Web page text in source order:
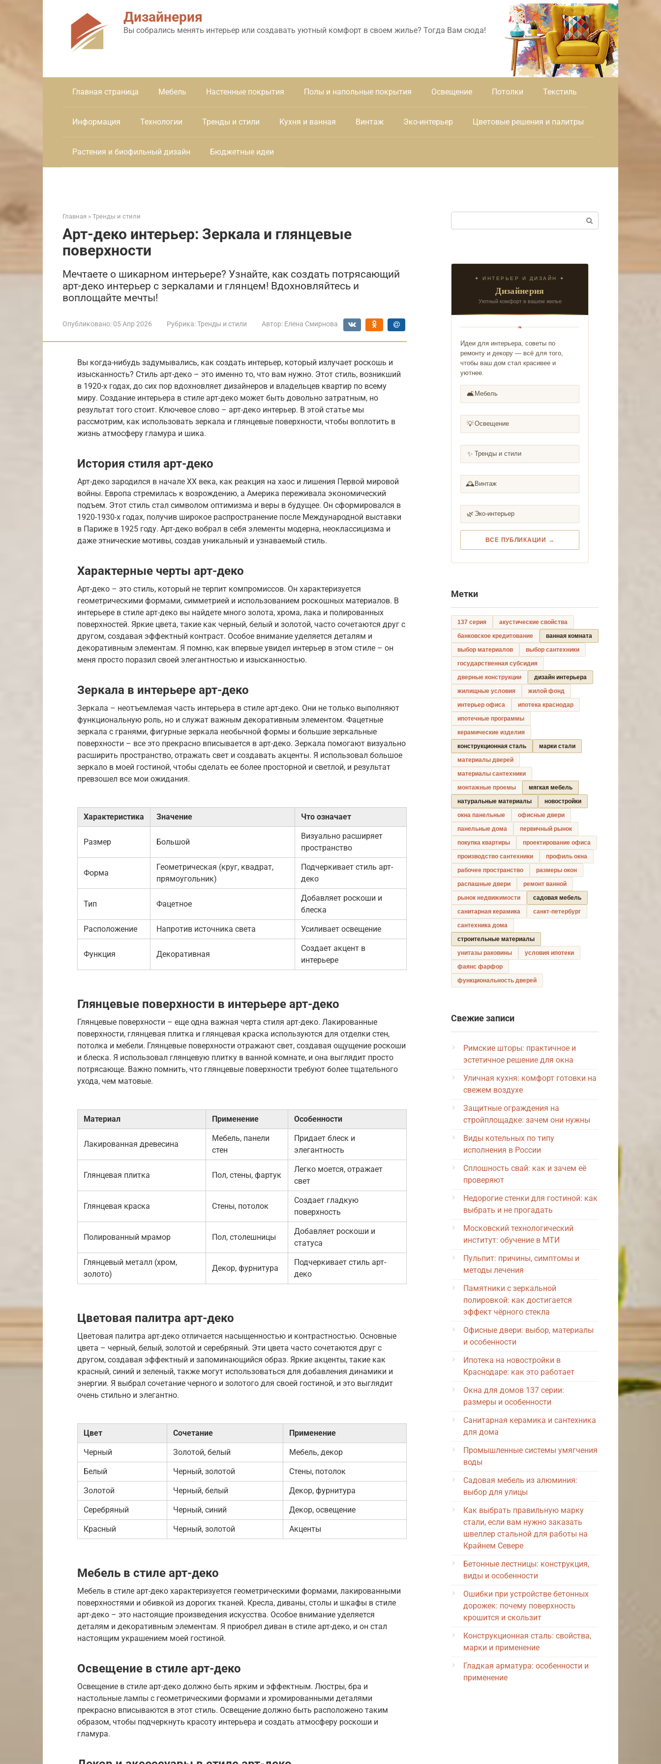
Дизайнерия
Вы собрались менять интерьер или создавать уютный комфорт в своем жилье? Тогда Вам сюда!
Главная страница Мебель Настенные покрытия Полы и напольные покрытия Освещение Потолки Текстиль
Информация Технологии Тренды и стили Кухня и ванная Винтаж Эко-интерьер Цветовые решения и палитры
Растения и биофильный дизайн Бюджетные идеи
Главная » Тренды и стили
Арт-деко интерьер: Зеркала и глянцевые
поверхности
Мечтаете о шикарном интерьере? Узнайте, как создать потрясающий
арт-деко интерьер с зеркалами и глянцем! Вдохновляйтесь и
воплощайте мечты!
Опубликовано: 05 Апр 2026 Рубрика:Тренды и стили Автор: Елена Смирнова
Вы когда-нибудь задумывались, как создать интерьер, который излучает роскошь и
изысканность? Стиль арт-деко – это именно то, что вам нужно. Этот стиль, возникший
в 1920-х годах, до сих пор вдохновляет дизайнеров и владельцев квартир по всему
миру. Создание интерьера в стиле арт-деко может быть довольно затратным, но
результат того стоит. Ключевое слово – арт-деко интерьер. В этой статье мы
рассмотрим, как использовать зеркала и глянцевые поверхности, чтобы воплотить в
жизнь атмосферу гламура и шика.
История стиля арт-деко
Арт-деко зародился в начале XX века, как реакция на хаос и лишения Первой мировой
войны. Европа стремилась к возрождению, а Америка переживала экономический
подъем. Этот стиль стал символом оптимизма и веры в будущее. Он сформировался в
1920-1930-х годах, получив широкое распространение после Международной выставки
в Париже в 1925 году. Арт-деко вобрал в себя элементы модерна, неоклассицизма и
даже этнические мотивы, создав уникальный и узнаваемый стиль.
Характерные черты арт-деко
Арт-деко – это стиль, который не терпит компромиссов. Он характеризуется
геометрическими формами, симметрией и использованием роскошных материалов. В
интерьере в стиле арт-деко вы найдете много золота, хрома, лака и полированных
поверхностей. Яркие цвета, такие как черный, белый и золотой, часто сочетаются друг с
другом, создавая эффектный контраст. Особое внимание уделяется деталям и
декоративным элементам. Я помню, как впервые увидел интерьер в этом стиле – он
меня просто поразил своей элегантностью и изысканностью.
Зеркала в интерьере арт-деко
Зеркала – неотъемлемая часть интерьера в стиле арт-деко. Они не только выполняют
функциональную роль, но и служат важным декоративным элементом. Фацетные
зеркала с гранями, фигурные зеркала необычной формы и большие зеркальные
поверхности – все это прекрасно вписывается в арт-деко. Зеркала помогают визуально
расширить пространство, отражать свет и создавать акценты. Я использовал большое
зеркало в моей гостиной, чтобы сделать ее более просторной и светлой, и результат
превзошел все мои ожидания.
Характеристика Значение Что означает
Размер Большой
Визуально расширяет
пространство
Форма
Геометрическая (круг, квадрат,
прямоугольник)
Подчеркивает стиль арт-
деко
Тип Фацетное
Добавляет роскоши и
блеска
Расположение Напротив источника света Усиливает освещение
Функция Декоративная
Создает акцент в
интерьере
Глянцевые поверхности в интерьере арт-деко
Глянцевые поверхности – еще одна важная черта стиля арт-деко. Лакированные
поверхности, глянцевая плитка и глянцевая краска используются для отделки стен,
потолка и мебели. Глянцевые поверхности отражают свет, создавая ощущение роскоши
и блеска. Я использовал глянцевую плитку в ванной комнате, и она выглядит просто
потрясающе. Важно помнить, что глянцевые поверхности требуют более тщательного
ухода, чем матовые.
Материал Применение Особенности
Лакированная древесина
Мебель, панели
стен
Придает блеск и
элегантность
Глянцевая плитка Пол, стены, фартук
Легко моется, отражает
свет
Глянцевая краска Стены, потолок
Создает гладкую
поверхность
Полированный мрамор Пол, столешницы
Добавляет роскоши и
статуса
Глянцевый металл (хром,
золото)
Декор, фурнитура
Подчеркивает стиль арт-
деко
Цветовая палитра арт-деко
Цветовая палитра арт-деко отличается насыщенностью и контрастностью. Основные
цвета – черный, белый, золотой и серебряный. Эти цвета часто сочетаются друг с
другом, создавая эффектный и запоминающийся образ. Яркие акценты, такие как
красный, синий и зеленый, также могут использоваться для добавления динамики и
энергии. Я выбрал сочетание черного и золотого для своей гостиной, и это выглядит
очень стильно и элегантно.
Цвет Сочетание Применение
Черный Золотой, белый Мебель, декор
Белый Черный, золотой Стены, потолок
Золотой Черный, белый Декор, фурнитура
Серебряный Черный, синий Декор, освещение
Красный Черный, золотой Акценты
Мебель в стиле арт-деко
Мебель в стиле арт-деко характеризуется геометрическими формами, лакированными
поверхностями и обивкой из дорогих тканей. Кресла, диваны, столы и шкафы в стиле
арт-деко – это настоящие произведения искусства. Особое внимание уделяется
деталям и декоративным элементам. Я приобрел диван в стиле арт-деко, и он стал
настоящим украшением моей гостиной.
Освещение в стиле арт-деко
Освещение в стиле арт-деко должно быть ярким и эффектным. Люстры, бра и
настольные лампы с геометрическими формами и хромированными деталями
прекрасно вписываются в этот стиль. Освещение должно быть расположено таким
образом, чтобы подчеркнуть красоту интерьера и создать атмосферу роскоши и
гламура.
✦ ИНТЕРЬЕР И ДИЗАЙН ✦
Дизайнерия
Уютный комфорт в вашем жилье
❧
Идеи для интерьера, советы по
ремонту и декору — всё для того,
чтобы ваш дом стал красивее и
уютнее.
🛋️ Мебель
💡Освещение
✨ Тренды и стили
🕰️ Винтаж
🌿 Эко-интерьер
ВСЕ ПУБЛИКАЦИИ →
Метки
137 серия
акустические свойства
банковское кредитование
ванная комната
выбор материалов
выбор сантехники
государственная субсидия
дверные конструкции
дизайн интерьера
жилищные условия
жилой фонд
интерьер офиса
ипотека краснодар
ипотечные программы
керамические изделия
конструкционная сталь
марки стали
материалы дверей
материалы сантехники
монтажные проемы
мягкая мебель
натуральные материалы
новостройки
окна панельные
офисные двери
панельные дома
первичный рынок
покупка квартиры
проектирование офиса
производство сантехники
профиль окна
рабочее пространство
размеры окон
распашные двери
ремонт ванной
рынок недвижимости
садовая мебель
санитарная керамика
санкт-петербург
сантехника дома
строительные материалы
унитазы раковины
условия ипотеки
фаянс фарфор
функциональность дверей
Свежие записи
Римские шторы: практичное и
эстетичное решение для окна
Уличная кухня: комфорт готовки на
свежем воздухе
Защитные ограждения на
стройплощадке: зачем они нужны
Виды котельных по типу
исполнения в России
Сплошность свай: как и зачем её
проверяют
Недорогие стенки для гостиной: как
выбрать и не прогадать
Московский технологический
институт: обучение в МТИ
Пульпит: причины, симптомы и
методы лечения
Памятники с зеркальной
полировкой: как достигается
эффект чёрного стекла
Офисные двери: выбор, материалы
и особенности
Ипотека на новостройки в
Краснодаре: как это работает
Окна для домов 137 серии:
размеры и особенности
Санитарная керамика и сантехника
для дома
Промышленные системы умягчения
воды
Садовая мебель из алюминия:
выбор для улицы
Как выбрать правильную марку
стали, если вам нужно заказать
швеллер стальной для работы на
Крайнем Севере
Бетонные лестницы: конструкция,
виды и особенности
Ошибки при устройстве бетонных
дорожек: почему поверхность
крошится и скользит
Конструкционная сталь: свойства,
марки и применение
Гладкая арматура: особенности и
применение